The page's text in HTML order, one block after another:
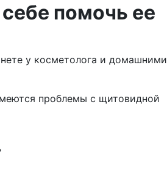
помочь ее
у косметолога и домашними
проблемы с щитовидной